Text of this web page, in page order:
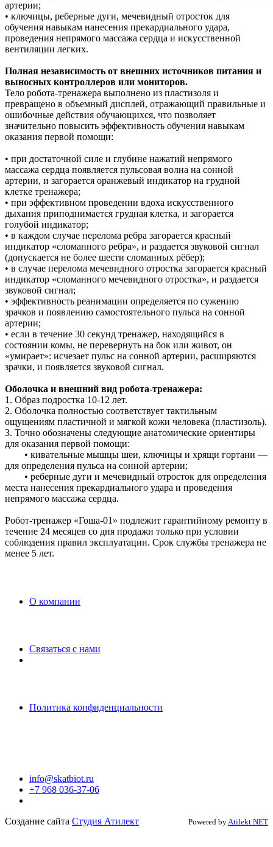
артерии;
• ключицы, реберные дуги, мечевидный отросток для
обучения навыкам нанесения прекардиального удара,
проведения непрямого массажа сердца и искусственной
вентиляции легких.
Полная независимость от внешних источников питания и
выносных контроллеров или мониторов.
Тело робота-тренажера выполнено из пластизоля и
превращено в объемный дисплей, отражающий правильные и
ошибочные действия обучающихся, что позволяет
значительно повысить эффективность обучения навыкам
оказания первой помощи:
• при достаточной силе и глубине нажатий непрямого
массажа сердца появляется пульсовая волна на сонной
артерии, и загорается оранжевый индикатор на грудной
клетке тренажера;
• при эффективном проведении вдоха искусственного
дыхания приподнимается грудная клетка, и загорается
голубой индикатор;
• в каждом случае перелома ребра загорается красный
индикатор «сломанного ребра», и раздается звуковой сигнал
(допускается не более шести сломанных рёбер);
• в случае перелома мечевидного отростка загорается красный
индикатор «сломанного мечевидного отростка», и раздается
звуковой сигнал;
• эффективность реанимации определяется по сужению
зрачков и появлению самостоятельного пульса на сонной
артерии;
• если в течение 30 секунд тренажер, находящийся в
состоянии комы, не перевернуть на бок или живот, он
«умирает»: исчезает пульс на сонной артерии, расширяются
зрачки, и появляется звуковой сигнал.
Оболочка и внешний вид робота-тренажера:
1. Образ подростка 10-12 лет.
2. Оболочка полностью соответствует тактильным
ощущениям пластичной и мягкой кожи человека (пластизоль).
3. Точно обозначены следующие анатомические ориентиры
для оказания первой помощи:
• кивательные мышцы шеи, ключицы и хрящи гортани —
для определения пульса на сонной артерии;
• реберные дуги и мечевидный отросток для определения
места нанесения прекардиального удара и проведения
непрямого массажа сердца.
Робот-тренажер «Гоша-01» подлежит гарантийному ремонту в
течение 24 месяцев со дня продажи только при условии
соблюдения правил эксплуатации. Срок службы тренажера не
менее 5 лет.
O компании
Связаться с нами
Политика конфиденциальности
info@skatbiot.ru
+7 968 036-37-06
Создание сайта Студия Атилект Powered by Atilekt.NET